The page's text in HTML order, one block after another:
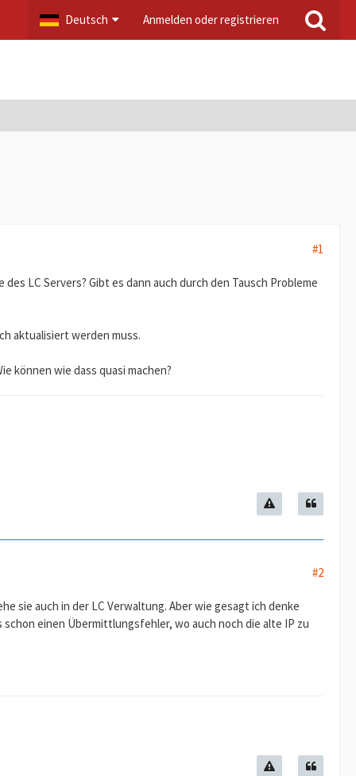
Deutsch Anmelden oder registrieren
#1
LC Servers? Gibt es dann auch durch den Tausch Probleme
aktualisiert werden muss.
können wie dass quasi machen?
#2
sie auch in der LC Verwaltung. Aber wie gesagt ich denke
einen Übermittlungsfehler, wo auch noch die alte IP zu